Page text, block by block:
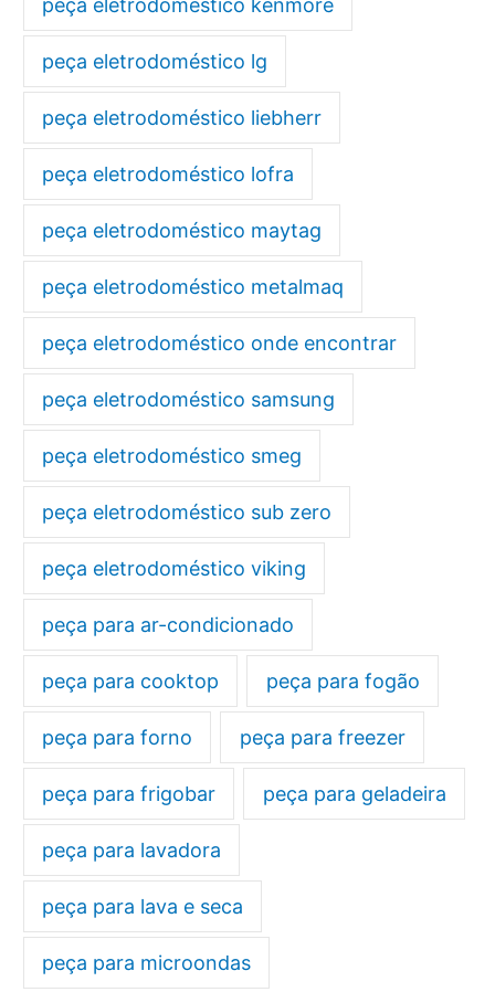
peça eletrodoméstico lg
peça eletrodoméstico liebherr
peça eletrodoméstico lofra
peça eletrodoméstico maytag
peça eletrodoméstico metalmaq
peça eletrodoméstico onde encontrar
peça eletrodoméstico samsung
peça eletrodoméstico smeg
peça eletrodoméstico sub zero
peça eletrodoméstico viking
peça para ar-condicionado
peça para cooktop peça para fogão
peça para forno peça para freezer
peça para frigobar peça para geladeira
peça para lavadora
peça para lava e seca
peça para microondas